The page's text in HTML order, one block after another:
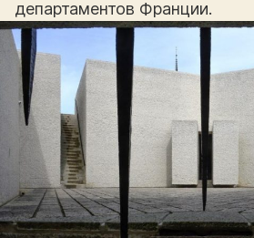
департаментов Франции.